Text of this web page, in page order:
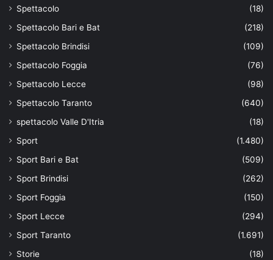
Spettacolo
(18)
Spettacolo Bari e Bat
(218)
Spettacolo Brindisi
(109)
Spettacolo Foggia
(76)
Spettacolo Lecce
(98)
Spettacolo Taranto
(640)
spettacolo Valle D'Itria
(18)
Sport
(1.480)
Sport Bari e Bat
(509)
Sport Brindisi
(262)
Sport Foggia
(150)
Sport Lecce
(294)
Sport Taranto
(1.691)
Storie
(18)